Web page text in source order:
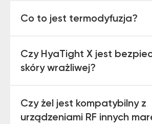
Co to jest termodyfuzja?
Czy HyaTight X jest
skóry wrażliwej?
Czy żel jest kompatybilny z
urządzeniami RF innych